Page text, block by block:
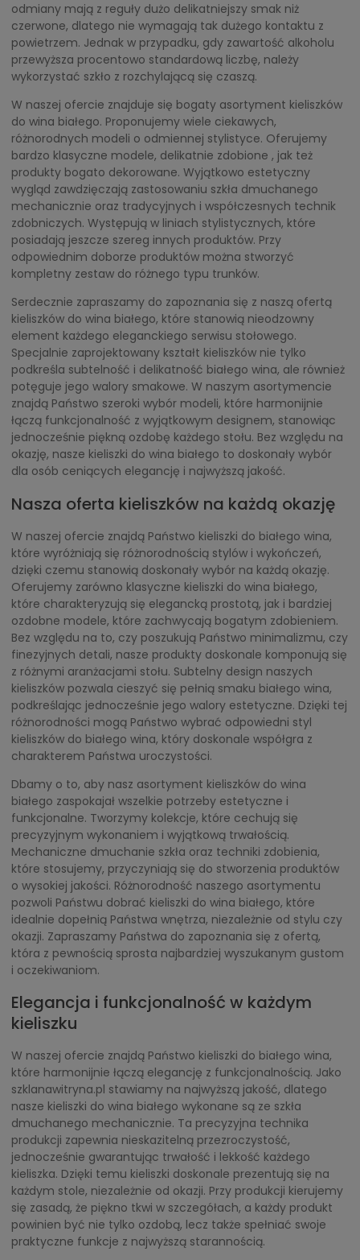
odmiany mają z reguły dużo delikatniejszy smak niż
czerwone, dlatego nie wymagają tak dużego kontaktu z
powietrzem. Jednak w przypadku, gdy zawartość alkoholu
przewyższa procentowo standardową liczbę, należy
wykorzystać szkło z rozchylającą się czaszą.
W naszej ofercie znajduje się bogaty asortyment kieliszków
do wina białego. Proponujemy wiele ciekawych,
różnorodnych modeli o odmiennej stylistyce. Oferujemy
bardzo klasyczne modele, delikatnie zdobione , jak też
produkty bogato dekorowane. Wyjątkowo estetyczny
wygląd zawdzięczają zastosowaniu szkła dmuchanego
mechanicznie oraz tradycyjnych i współczesnych technik
zdobniczych. Występują w liniach stylistycznych, które
posiadają jeszcze szereg innych produktów. Przy
odpowiednim doborze produktów można stworzyć
kompletny zestaw do różnego typu trunków.
Serdecznie zapraszamy do zapoznania się z naszą ofertą
kieliszków do wina białego, które stanowią nieodzowny
element każdego eleganckiego serwisu stołowego.
Specjalnie zaprojektowany kształt kieliszków nie tylko
podkreśla subtelność i delikatność białego wina, ale również
potęguje jego walory smakowe. W naszym asortymencie
znajdą Państwo szeroki wybór modeli, które harmonijnie
łączą funkcjonalność z wyjątkowym designem, stanowiąc
jednocześnie piękną ozdobę każdego stołu. Bez względu na
okazję, nasze kieliszki do wina białego to doskonały wybór
dla osób ceniących elegancję i najwyższą jakość.
Nasza oferta kieliszków na każdą okazję
W naszej ofercie znajdą Państwo kieliszki do białego wina,
które wyróżniają się różnorodnością stylów i wykończeń,
dzięki czemu stanowią doskonały wybór na każdą okazję.
Oferujemy zarówno klasyczne kieliszki do wina białego,
które charakteryzują się elegancką prostotą, jak i bardziej
ozdobne modele, które zachwycają bogatym zdobieniem.
Bez względu na to, czy poszukują Państwo minimalizmu, czy
finezyjnych detali, nasze produkty doskonale komponują się
z różnymi aranżacjami stołu. Subtelny design naszych
kieliszków pozwala cieszyć się pełnią smaku białego wina,
podkreślając jednocześnie jego walory estetyczne. Dzięki tej
różnorodności mogą Państwo wybrać odpowiedni styl
kieliszków do białego wina, który doskonale współgra z
charakterem Państwa uroczystości.
Dbamy o to, aby nasz asortyment kieliszków do wina
białego zaspokajał wszelkie potrzeby estetyczne i
funkcjonalne. Tworzymy kolekcje, które cechują się
precyzyjnym wykonaniem i wyjątkową trwałością.
Mechaniczne dmuchanie szkła oraz techniki zdobienia,
które stosujemy, przyczyniają się do stworzenia produktów
o wysokiej jakości. Różnorodność naszego asortymentu
pozwoli Państwu dobrać kieliszki do wina białego, które
idealnie dopełnią Państwa wnętrza, niezależnie od stylu czy
okazji. Zapraszamy Państwa do zapoznania się z ofertą,
która z pewnością sprosta najbardziej wyszukanym gustom
i oczekiwaniom.
Elegancja i funkcjonalność w każdym
kieliszku
W naszej ofercie znajdą Państwo kieliszki do białego wina,
które harmonijnie łączą elegancję z funkcjonalnością. Jako
szklanawitryna.pl stawiamy na najwyższą jakość, dlatego
nasze kieliszki do wina białego wykonane są ze szkła
dmuchanego mechanicznie. Ta precyzyjna technika
produkcji zapewnia nieskazitelną przezroczystość,
jednocześnie gwarantując trwałość i lekkość każdego
kieliszka. Dzięki temu kieliszki doskonale prezentują się na
każdym stole, niezależnie od okazji. Przy produkcji kierujemy
się zasadą, że piękno tkwi w szczegółach, a każdy produkt
powinien być nie tylko ozdobą, lecz także spełniać swoje
praktyczne funkcje z najwyższą starannością.